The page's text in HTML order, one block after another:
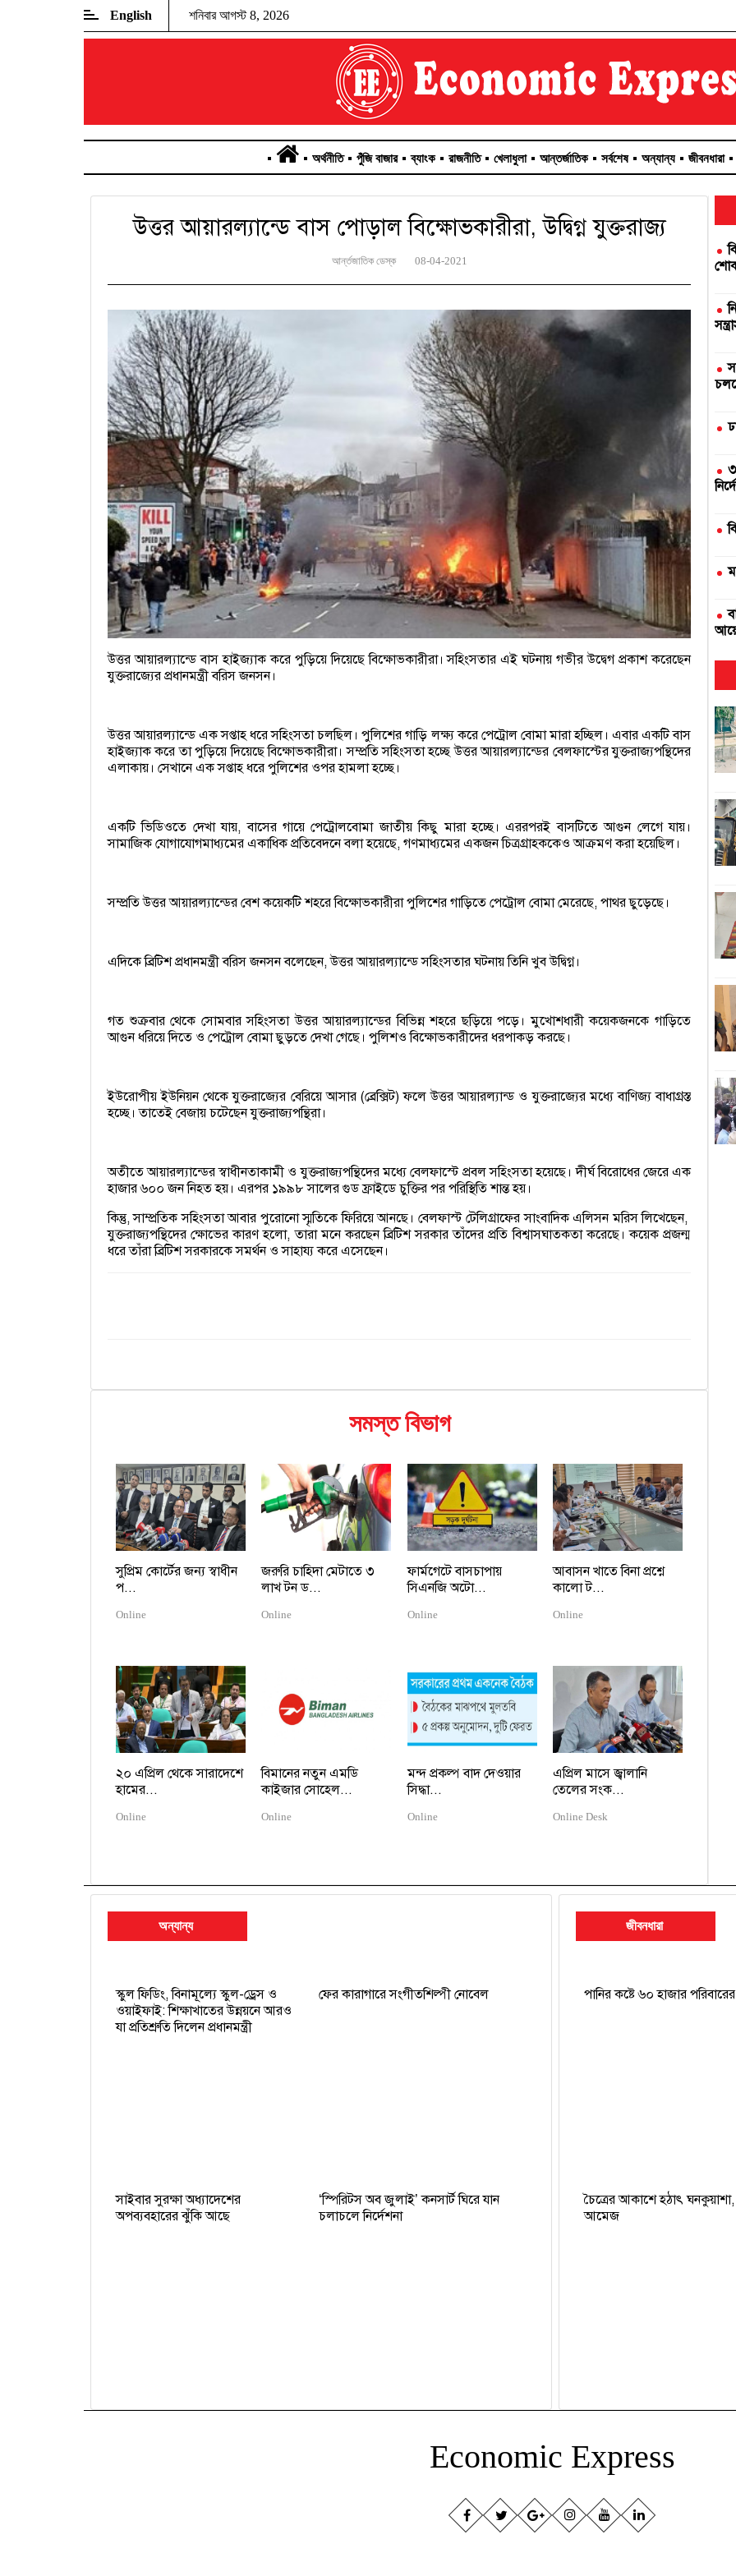
English শনিবার আগস্ট 8, 2026
অর্থনীতি পুঁজি বাজার ব্যাংক রাজনীতি খেলাধুলা আন্তর্জাতিক সর্বশেষ অন্যান্য জীবনধারা
উত্তর আয়ারল্যান্ডে বাস পোড়াল বিক্ষোভকারীরা, উদ্বিগ্ন যুক্তরাজ্য
আর্ন্তজাতিক ডেস্ক 08-04-2021
উত্তর আয়ারল্যান্ডে বাস হাইজ্যাক করে পুড়িয়ে দিয়েছে বিক্ষোভকারীরা। সহিংসতার এই ঘটনায় গভীর উদ্বেগ প্রকাশ করেছেন
যুক্তরাজ্যের প্রধানমন্ত্রী বরিস জনসন।
উত্তর আয়ারল্যান্ডে এক সপ্তাহ ধরে সহিংসতা চলছিল। পুলিশের গাড়ি লক্ষ্য করে পেট্রোল বোমা মারা হচ্ছিল। এবার একটি বাস
হাইজ্যাক করে তা পুড়িয়ে দিয়েছে বিক্ষোভকারীরা। সম্প্রতি সহিংসতা হচ্ছে উত্তর আয়ারল্যান্ডের বেলফাস্টের যুক্তরাজ্যপন্থিদের
এলাকায়। সেখানে এক সপ্তাহ ধরে পুলিশের ওপর হামলা হচ্ছে।
একটি ভিডিওতে দেখা যায়, বাসের গায়ে পেট্রোলবোমা জাতীয় কিছু মারা হচ্ছে। এররপরই বাসটিতে আগুন লেগে যায়।
সামাজিক যোগাযোগমাধ্যমের একাধিক প্রতিবেদনে বলা হয়েছে, গণমাধ্যমের একজন চিত্রগ্রাহককেও আক্রমণ করা হয়েছিল।
সম্প্রতি উত্তর আয়ারল্যান্ডের বেশ কয়েকটি শহরে বিক্ষোভকারীরা পুলিশের গাড়িতে পেট্রোল বোমা মেরেছে, পাথর ছুড়েছে।
এদিকে ব্রিটিশ প্রধানমন্ত্রী বরিস জনসন বলেছেন, উত্তর আয়ারল্যান্ডে সহিংসতার ঘটনায় তিনি খুব উদ্বিগ্ন।
গত শুক্রবার থেকে সোমবার সহিংসতা উত্তর আয়ারল্যান্ডের বিভিন্ন শহরে ছড়িয়ে পড়ে। মুখোশধারী কয়েকজনকে গাড়িতে
আগুন ধরিয়ে দিতে ও পেট্রোল বোমা ছুড়তে দেখা গেছে। পুলিশও বিক্ষোভকারীদের ধরপাকড় করছে।
ইউরোপীয় ইউনিয়ন থেকে যুক্তরাজ্যের বেরিয়ে আসার (ব্রেক্সিট) ফলে উত্তর আয়ারল্যান্ড ও যুক্তরাজ্যের মধ্যে বাণিজ্য বাধাগ্রস্ত
হচ্ছে। তাতেই বেজায় চটেছেন যুক্তরাজ্যপন্থিরা।
অতীতে আয়ারল্যান্ডের স্বাধীনতাকামী ও যুক্তরাজ্যপন্থিদের মধ্যে বেলফাস্টে প্রবল সহিংসতা হয়েছে। দীর্ঘ বিরোধের জেরে এক
হাজার ৬০০ জন নিহত হয়। এরপর ১৯৯৮ সালের গুড ফ্রাইডে চুক্তির পর পরিস্থিতি শান্ত হয়।
কিন্তু, সাম্প্রতিক সহিংসতা আবার পুরোনো স্মৃতিকে ফিরিয়ে আনছে। বেলফাস্ট টেলিগ্রাফের সাংবাদিক এলিসন মরিস লিখেছেন,
যুক্তরাজ্যপন্থিদের ক্ষোভের কারণ হলো, তারা মনে করছেন ব্রিটিশ সরকার তাঁদের প্রতি বিশ্বাসঘাতকতা করেছে। কয়েক প্রজন্ম
ধরে তাঁরা ব্রিটিশ সরকারকে সমর্থন ও সাহায্য করে এসেছেন।
সমস্ত বিভাগ
সুপ্রিম কোর্টের জন্য স্বাধীন
প...
Online
জরুরি চাহিদা মেটাতে ৩
লাখ টন ড...
Online
ফার্মগেটে বাসচাপায়
সিএনজি অটো...
Online
আবাসন খাতে বিনা প্রশ্নে
কালো ট...
Online
২০ এপ্রিল থেকে সারাদেশে
হামের...
Online
বিমানের নতুন এমডি
কাইজার সোহেল...
Online
মন্দ প্রকল্প বাদ দেওয়ার
সিদ্ধা...
Online
এপ্রিল মাসে জ্বালানি
তেলের সংক...
Online Desk
অন্যান্য
স্কুল ফিডিং, বিনামূল্যে স্কুল-ড্রেস ও
ওয়াইফাই: শিক্ষাখাতের উন্নয়নে আরও
যা প্রতিশ্রুতি দিলেন প্রধানমন্ত্রী
ফের কারাগারে সংগীতশিল্পী নোবেল
সাইবার সুরক্ষা অধ্যাদেশের
অপব্যবহারের ঝুঁকি আছে
‘স্পিরিটস অব জুলাই’ কনসার্ট ঘিরে যান
চলাচলে নির্দেশনা
জীবনধারা
পানির কষ্টে ৬০ হাজার
চৈত্রের আকাশে হঠাৎ
আমেজ
Economic Express